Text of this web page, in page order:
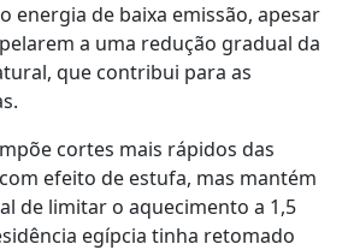
energia de baixa emissão, apesar
a uma redução gradual da
que contribui para as
cortes mais rápidos das
efeito de estufa, mas mantém
de limitar o aquecimento a 1,5
egípcia tinha retomado